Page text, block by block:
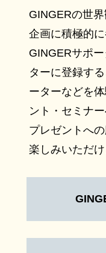
GINGERの世
企画に積極的
GINGERサポ
ターに登録す
ーターなどを
ント・セミナ
プレゼントへ
楽しみいただけ